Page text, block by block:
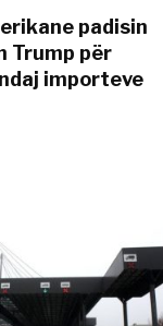
padisin
Trump për
importeve